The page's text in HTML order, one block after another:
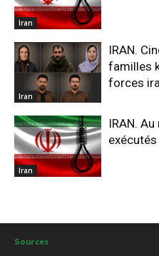
Iran
Iran
IRAN.
familles
forces
Iran
IRAN.
Sources